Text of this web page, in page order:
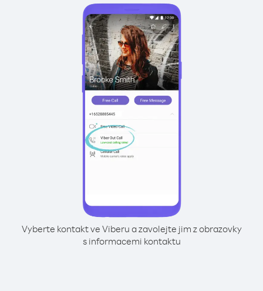
Vyberte kontakt ve Viberu a zavolejte jim z obrazovky
s informacemi kontaktu